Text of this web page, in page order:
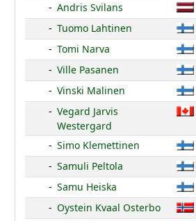
- Andris Svilans
- Tuomo Lahtinen
- Tomi Narva
- Ville Pasanen
- Vinski Malinen
- Vegard Jarvis
Westergard
- Simo Klemettinen
- Samuli Peltola
- Samu Heiska
- Oystein Kvaal Osterbo